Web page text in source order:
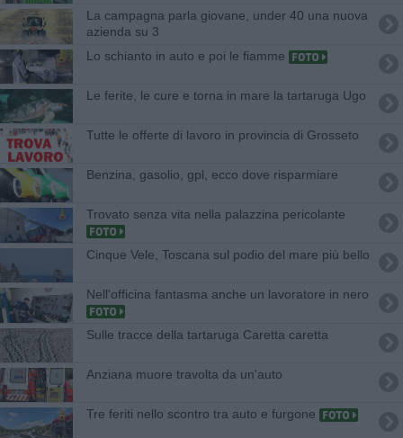
La campagna parla giovane, under 40 una nuova
azienda su 3
Lo schianto in auto e poi le fiamme
Le ferite, le cure e torna in mare la tartaruga Ugo
​Tutte le offerte di lavoro in provincia di Grosseto
​Benzina, gasolio, gpl, ecco dove risparmiare
Trovato senza vita nella palazzina pericolante
Cinque Vele, Toscana sul podio del mare più bello
Nell'officina fantasma anche un lavoratore in nero
Sulle tracce della tartaruga Caretta caretta
Anziana muore travolta da un'auto
Tre feriti nello scontro tra auto e furgone